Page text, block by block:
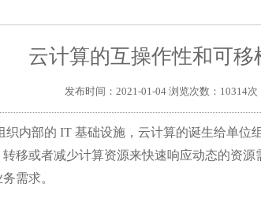
云计算的互操作性和可移
发布时间：2021-01-04 浏览次数：10314次
织内部的 IT 基础设施，云计算的诞生给单位
移或者减少计算资源来快速响应动态的资源
需求。